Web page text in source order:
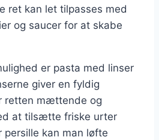
ret kan let tilpasses med
og saucer for at skabe
er pasta med linser
giver en fyldig
retten mættende og
at tilsætte friske urter
persille kan man løfte